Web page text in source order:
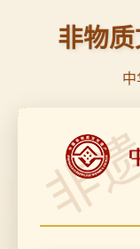
非物
中
非